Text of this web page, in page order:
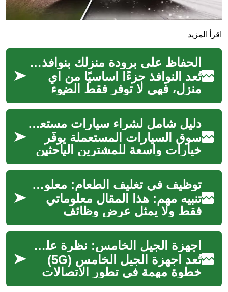
اقرأ المزيد
الحفاظ على برودة منزلك بنوافذ فعالة
تُعد النوافذ جزءًا أساسيًا من أي
منزل، فهي لا توفر فقط الضوء
الطبيعي والتهوية، بل تلعب أيضًا
دورًا حاسمًا في كفاءة ال...
دليل شامل لشراء سيارات مستعملة بثقة
سوق السيارات المستعملة يوفّر
خيارات واسعة للمشترين الباحثين
عن قيمة مقابل المال، لكن أيضاً
يحمل مخاطر إذا لم تُجرَ ال...
توظيف في تغليف الطعام: معلومات وإرشادات للباحثين عن عمل
تنبيه مهم: هذا المقال معلوماتي
فقط ولا يمثل عرض وظائف
محددًا. لا يضمن توفر فرص توظيف
فعلية في أي جهة، وينبغي على
القا...
أجهزة الجيل الخامس: نظرة على المستقبل الرقمي
تُعد أجهزة الجيل الخامس (5G)
خطوة مهمة في تطور الاتصالات
اللاسلكية، حيث تقدم سرعات غير